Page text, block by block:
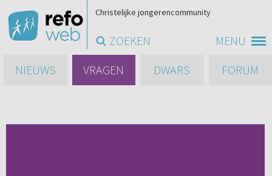
MENU
Christelijke jongerencommunity
ZOEKEN
NIEUWS
VRAGEN DWARS FORUM